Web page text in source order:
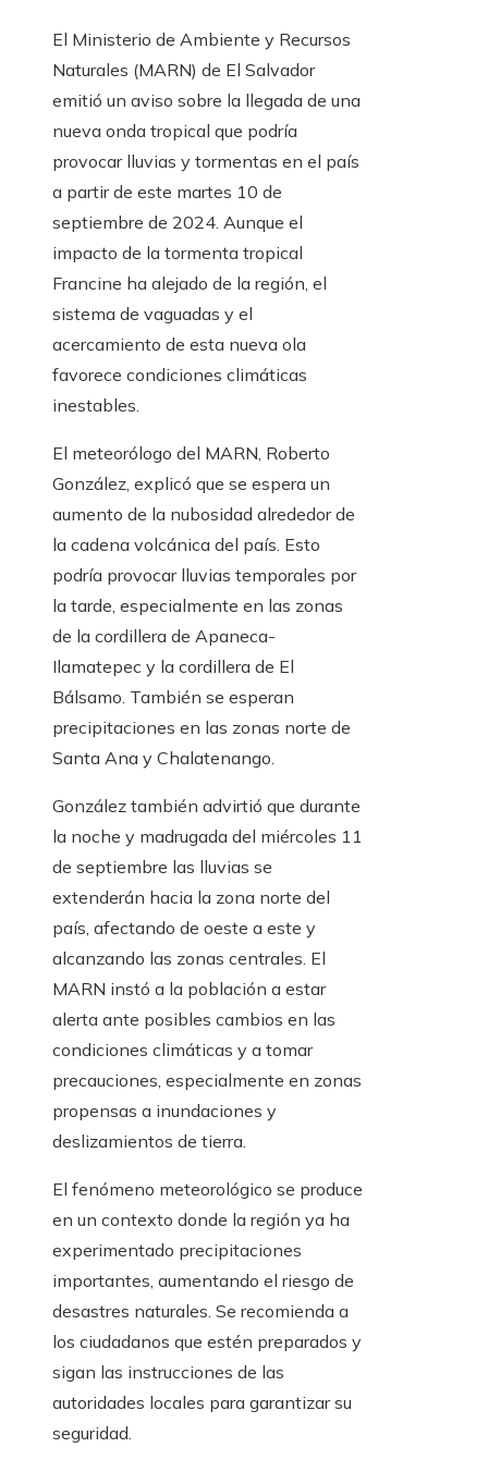
El Ministerio de Ambiente y Recursos
Naturales (MARN) de El Salvador
emitió un aviso sobre la llegada de una
nueva onda tropical que podría
provocar lluvias y tormentas en el país
a partir de este martes 10 de
septiembre de 2024. Aunque el
impacto de la tormenta tropical
Francine ha alejado de la región, el
sistema de vaguadas y el
acercamiento de esta nueva ola
favorece condiciones climáticas
inestables.
El meteorólogo del MARN, Roberto
González, explicó que se espera un
aumento de la nubosidad alrededor de
la cadena volcánica del país. Esto
podría provocar lluvias temporales por
la tarde, especialmente en las zonas
de la cordillera de Apaneca-
Ilamatepec y la cordillera de El
Bálsamo. También se esperan
precipitaciones en las zonas norte de
Santa Ana y Chalatenango.
González también advirtió que durante
la noche y madrugada del miércoles 11
de septiembre las lluvias se
extenderán hacia la zona norte del
país, afectando de oeste a este y
alcanzando las zonas centrales. El
MARN instó a la población a estar
alerta ante posibles cambios en las
condiciones climáticas y a tomar
precauciones, especialmente en zonas
propensas a inundaciones y
deslizamientos de tierra.
El fenómeno meteorológico se produce
en un contexto donde la región ya ha
experimentado precipitaciones
importantes, aumentando el riesgo de
desastres naturales. Se recomienda a
los ciudadanos que estén preparados y
sigan las instrucciones de las
autoridades locales para garantizar su
seguridad.